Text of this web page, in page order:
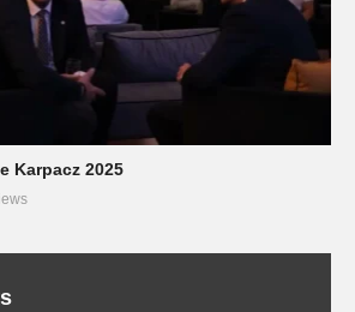
Karpacz 2025